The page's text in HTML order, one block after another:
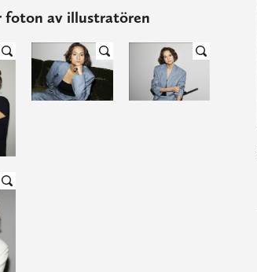
foton av illustratören